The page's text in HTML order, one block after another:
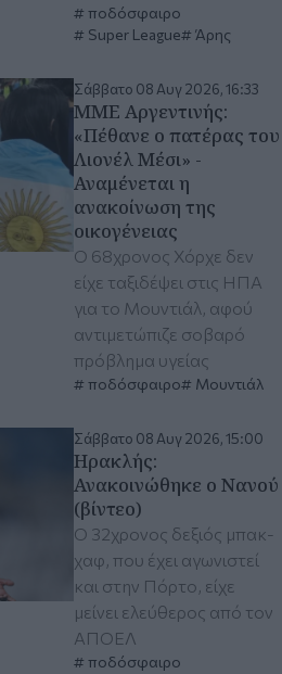
ποδόσφαιρο
Super League
Άρης
Σάββατο 08 Αυγ 2026, 16:33
ΜΜΕ Αργεντινής:
«Πέθανε ο πατέρας του
Λιονέλ Μέσι» -
Αναμένεται η
ανακοίνωση της
οικογένειας
Ο 68χρονος Χόρχε δεν
είχε ταξιδέψει στις ΗΠΑ
για το Μουντιάλ, αφού
αντιμετώπιζε σοβαρό
πρόβλημα υγείας
ποδόσφαιρο Μουντιάλ
Σάββατο 08 Αυγ 2026, 15:00
Ηρακλής:
Ανακοινώθηκε ο Νανού
(βίντεο)
Ο 32χρονος δεξιός μπακ-
χαφ, που έχει αγωνιστεί
και στην Πόρτο, είχε
μείνει ελεύθερος από τον
ΑΠΟΕΛ
ποδόσφαιρο